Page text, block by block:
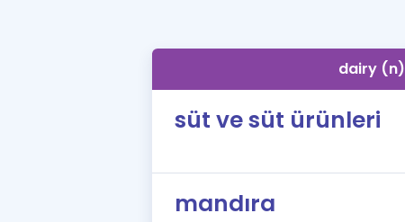
dairy (n)
süt ve süt ürünleri
mandıra